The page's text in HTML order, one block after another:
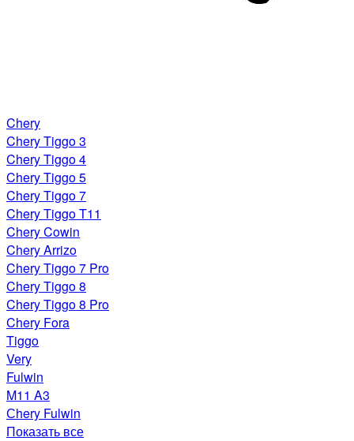
Chery
Chery Tiggo 3
Chery Tiggo 4
Chery Tiggo 5
Chery Tiggo 7
Chery Tiggo T11
Chery Cowin
Chery Arrizo
Chery Tiggo 7 Pro
Chery Tiggo 8
Chery Tiggo 8 Pro
Chery Fora
Tiggo
Very
Fulwin
M11 A3
Сhery Fulwin
Показать все